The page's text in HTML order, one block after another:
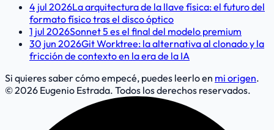
4 jul 2026La arquitectura de la llave física: el futuro del
formato físico tras el disco óptico
1 jul 2026Sonnet 5 es el final del modelo premium
30 jun 2026Git Worktree: la alternativa al clonado y la
fricción de contexto en la era de la IA
Si quieres saber cómo empecé, puedes leerlo en mi origen.
© 2026 Eugenio Estrada. Todos los derechos reservados.